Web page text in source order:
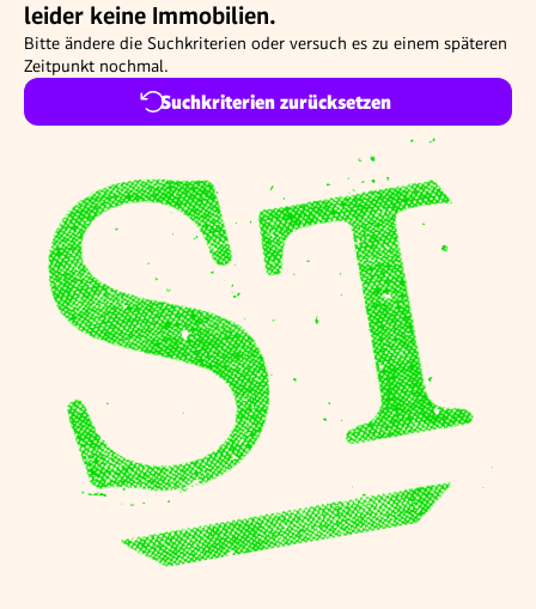
leider keine Immobilien.
Bitte ändere die Suchkriterien oder versuch es zu einem späteren
Zeitpunkt nochmal.
Suchkriterien zurücksetzen